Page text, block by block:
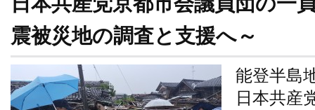
震被災地の調査と支援へ～
能登半島
日本共産